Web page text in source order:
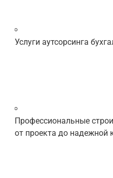
Услуги аутсорсинга
Профессиональные
от проекта до надежной